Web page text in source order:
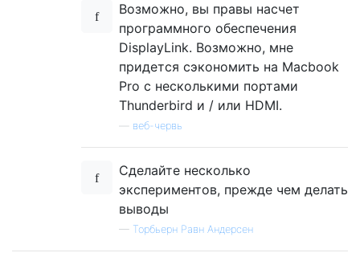
Возможно, вы правы насчет
программного обеспечения
DisplayLink. Возможно, мне
придется сэкономить на Macbook
Pro с несколькими портами
Thunderbird и / или HDMI.
веб-червь
Сделайте несколько
экспериментов, прежде чем делать
выводы
— Торбьерн Равн Андерсен